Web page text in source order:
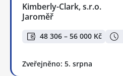
Kimberly-Clark, s.r.o.
Jaroměř
48 306 – 56 000 Kč
Zveřejněno: 5. srpna